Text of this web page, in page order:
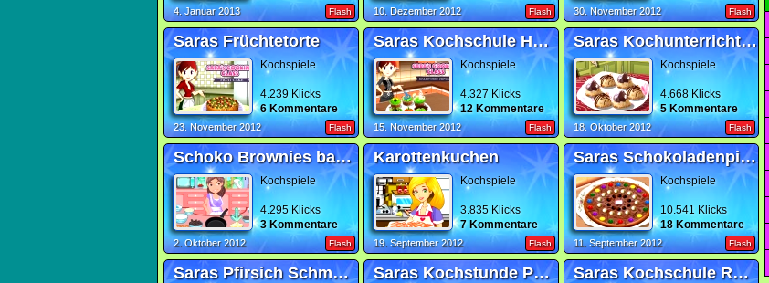
4. Januar 2013 Flash 10. Dezember 2012 Flash 30. November 2012 Flash
Saras Früchtetorte
Kochspiele
4.239 Klicks
6 Kommentare
23. November 2012 Flash
Saras Kochschule Halloween
Kochspiele
4.327 Klicks
12 Kommentare
15. November 2012 Flash
Saras Kochunterricht Makronen
Kochspiele
4.668 Klicks
5 Kommentare
18. Oktober 2012 Flash
Schoko Brownies backen
Kochspiele
4.295 Klicks
3 Kommentare
2. Oktober 2012 Flash
Karottenkuchen
Kochspiele
3.835 Klicks
7 Kommentare
19. September 2012 Flash
Saras Schokoladenpizza
Kochspiele
10.541 Klicks
18 Kommentare
11. September 2012 Flash
Saras Pfirsich Schmandkuchen Saras Kochstunde Pavlova Saras Kochschule Rhabarberkuchen